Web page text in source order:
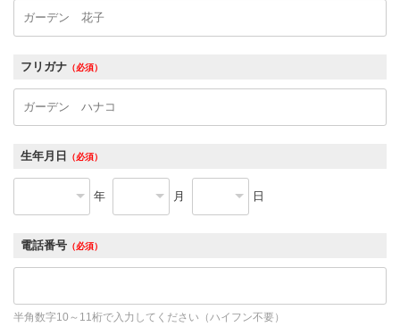
フリガナ （必須）
生年月日 （必須）
年 月 日
電話番号 （必須）
半角数字10～11桁で入力してください（ハイフン不要）